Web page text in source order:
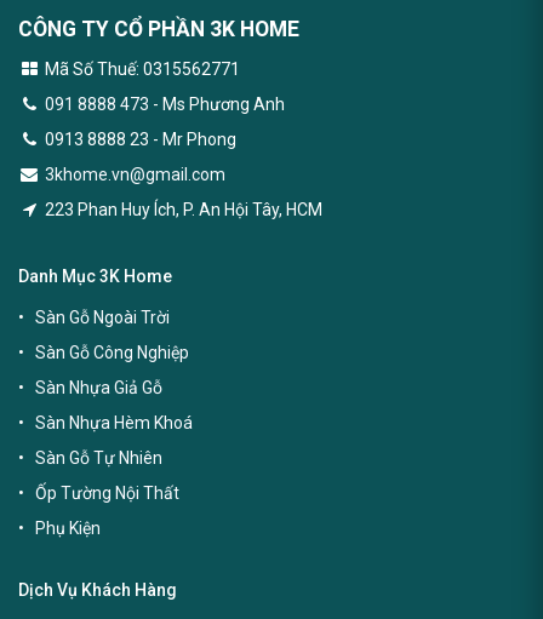
CÔNG TY CỔ PHẦN 3K HOME
Mã Số Thuế: 0315562771
091 8888 473 - Ms Phương Anh
0913 8888 23 - Mr Phong
3khome.vn@gmail.com
223 Phan Huy Ích, P. An Hội Tây, HCM
Danh Mục 3K Home
Sàn Gỗ Ngoài Trời
Sàn Gỗ Công Nghiệp
Sàn Nhựa Giả Gỗ
Sàn Nhựa Hèm Khoá
Sàn Gỗ Tự Nhiên
Ốp Tường Nội Thất
Phụ Kiện
Dịch Vụ Khách Hàng